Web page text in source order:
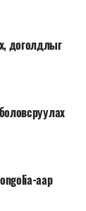
доголдлыг
аар